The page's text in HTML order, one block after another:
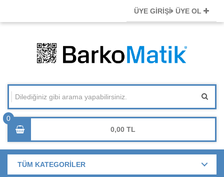
ÜYE GİRİŞİ ÜYE OL
0,00
TÜM KATEGORİLER